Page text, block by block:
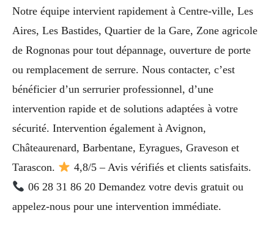
Notre équipe intervient rapidement à Centre-ville, Les
Aires, Les Bastides, Quartier de la Gare, Zone agricole
de Rognonas pour tout dépannage, ouverture de porte
ou remplacement de serrure. Nous contacter, c’est
bénéficier d’un serrurier professionnel, d’une
intervention rapide et de solutions adaptées à votre
sécurité. Intervention également à Avignon,
Châteaurenard, Barbentane, Eyragues, Graveson et
Tarascon.
4,8/5 – Avis vérifiés et clients satisfaits.
06 28 31 86 20 Demandez votre devis gratuit ou
appelez-nous pour une intervention immédiate.